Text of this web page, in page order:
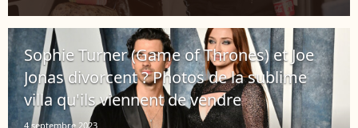
Sophie Turner (Game of Thrones) et Joe
Jonas divorcent ? Photos de la sublime
villa qu'ils viennent de vendre
4 septembre 2023